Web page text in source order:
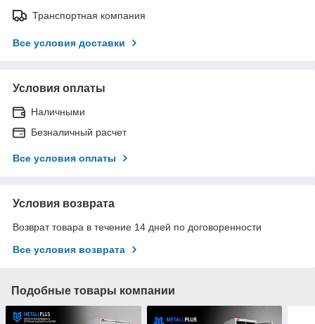
Транспортная компания
Все условия доставки
Условия оплаты
Наличными
Безналичный расчет
Все условия оплаты
Условия возврата
Возврат товара в течение 14 дней по договоренности
Все условия возврата
Подобные товары компании